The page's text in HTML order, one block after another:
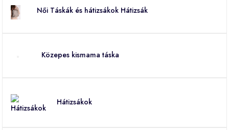
Női Táskák és hátizsákok Hátizsák
Közepes kismama táska
Hátizsákok